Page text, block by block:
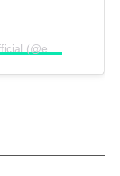
A post shared by Edona Llalloshi Official (@edonallalloshi)